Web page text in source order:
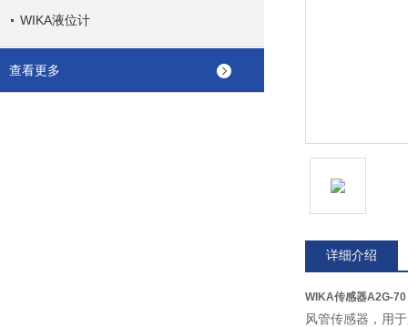
WIKA液位计
查看更多
详细介绍
WIKA传感器A2G-70
风管传感器，用